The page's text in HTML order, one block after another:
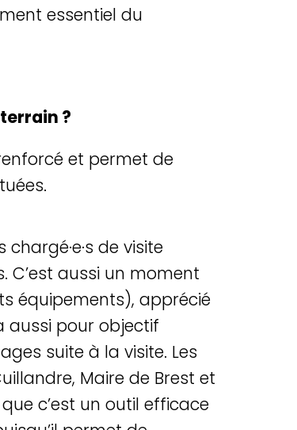
essentiel du
?
et permet de
de visite
C’est aussi un moment
équipements), apprécié
aussi pour objectif
suite à la visite. Les
Maire de Brest et
c’est un outil efficace